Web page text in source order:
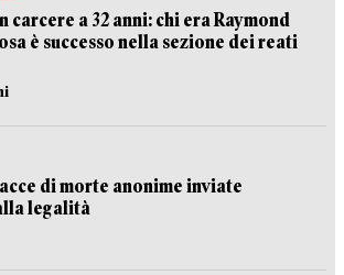
carcere a 32 anni: chi era Raymond
è successo nella sezione dei reati
di morte anonime inviate
legalità